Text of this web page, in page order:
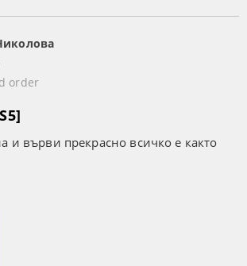
order
и върви прекрасно всичко е както